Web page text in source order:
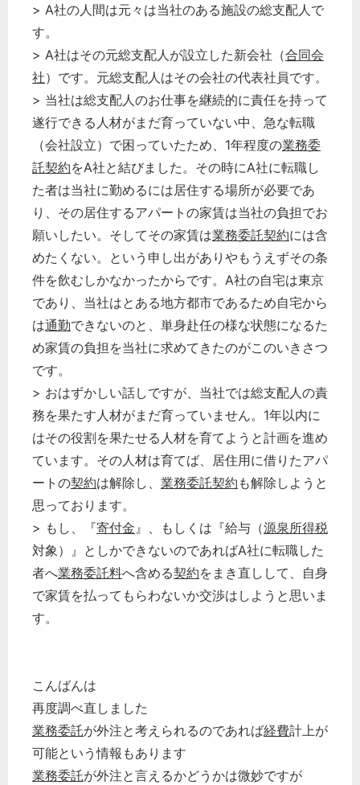
> A社の人間は元々は当社のある施設の総支配人で
す。
> A社はその元総支配人が設立した新会社（合同会
社）です。元総支配人はその会社の代表社員です。
> 当社は総支配人のお仕事を継続的に責任を持って
遂行できる人材がまだ育っていない中、急な転職
（会社設立）で困っていたため、1年程度の業務委
託契約をA社と結びました。その時にA社に転職し
た者は当社に勤めるには居住する場所が必要であ
り、その居住するアパートの家賃は当社の負担でお
願いしたい。そしてその家賃は業務委託契約には含
めたくない。という申し出がありやもうえずその条
件を飲むしかなかったからです。A社の自宅は東京
であり、当社はとある地方都市であるため自宅から
は通勤できないのと、単身赴任の様な状態になるた
め家賃の負担を当社に求めてきたのがこのいきさつ
です。
> おはずかしい話しですが、当社では総支配人の責
務を果たす人材がまだ育っていません。1年以内に
はその役割を果たせる人材を育てようと計画を進め
ています。その人材は育てば、居住用に借りたアパ
ートの契約は解除し、 業務委託契約 も解除しようと
思っております。
> もし、『寄付金』、もしくは『給与（源泉所得税
対象）』としかできないのであればA社に転職した
者へ業務委託料へ含める契約をまき直しして、自身
で家賃を払ってもらわないか交渉はしようと思いま
す。
こんばんは
再度調べ直しました
業務委託が外注と考えられるのであれば経費計上が
可能という情報もあります
業務委託が外注と言えるかどうかは微妙ですが